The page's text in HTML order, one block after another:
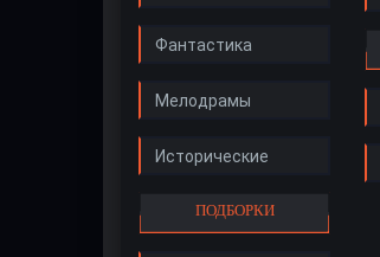
Фантастика
Мелодрамы
Исторические
ПОДБОРКИ